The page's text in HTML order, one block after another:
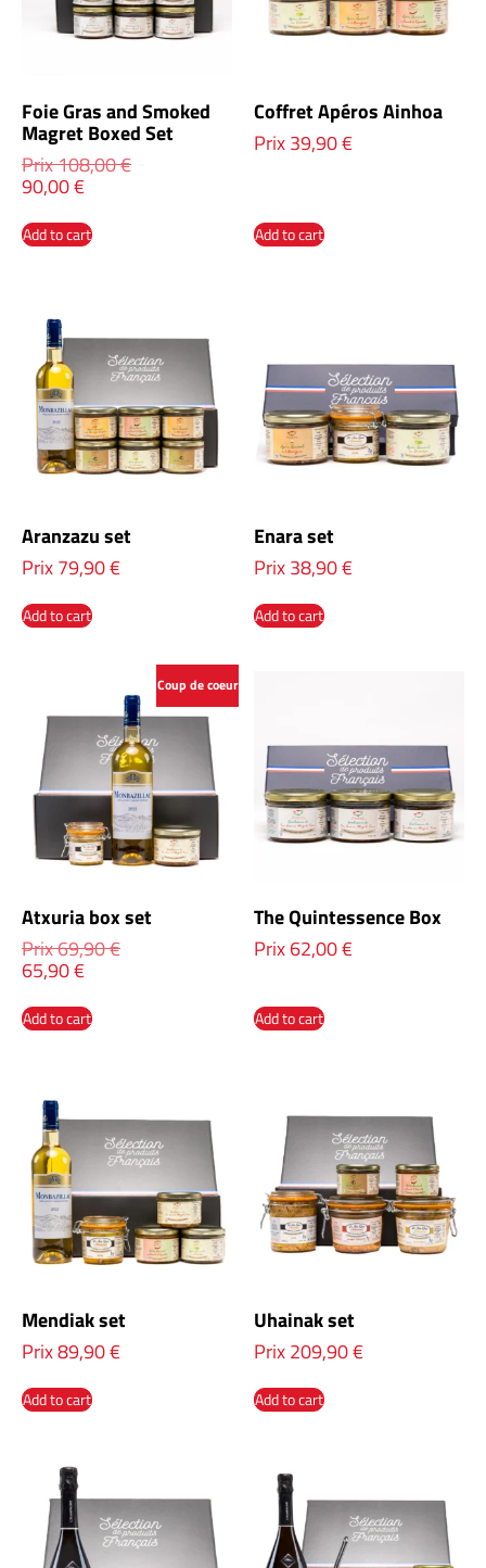
Foie Gras and Smoked
Magret Boxed Set
Prix108,00€
90,00€
Add to cart
Coffret Apéros Ainhoa
Prix39,90€
Add to cart
Aranzazu set
Prix79,90€
Add to cart
Enara set
Prix38,90€
Add to cart
Coup de coeur
Atxuria box set
Prix69,90€
65,90€
Add to cart
The Quintessence Box
Prix62,00€
Add to cart
Mendiak set
Prix89,90€
Add to cart
Uhainak set
Prix209,90€
Add to cart